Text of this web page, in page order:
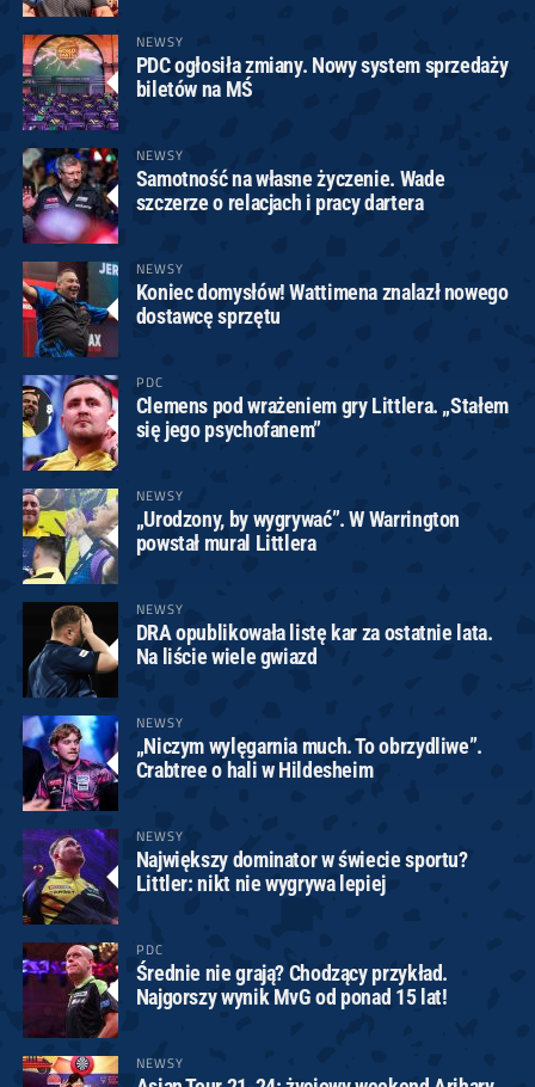
NEWSY
PDC ogłosiła zmiany. Nowy system sprzedaży
biletów na MŚ
NEWSY
Samotność na własne życzenie. Wade
szczerze o relacjach i pracy dartera
NEWSY
Koniec domysłów! Wattimena znalazł nowego
dostawcę sprzętu
PDC
Clemens pod wrażeniem gry Littlera. „Stałem
się jego psychofanem”
NEWSY
„Urodzony, by wygrywać”. W Warrington
powstał mural Littlera
NEWSY
DRA opublikowała listę kar za ostatnie lata.
Na liście wiele gwiazd
NEWSY
„Niczym wylęgarnia much. To obrzydliwe”.
Crabtree o hali w Hildesheim
NEWSY
Największy dominator w świecie sportu?
Littler: nikt nie wygrywa lepiej
PDC
Średnie nie grają? Chodzący przykład.
Najgorszy wynik MvG od ponad 15 lat!
NEWSY